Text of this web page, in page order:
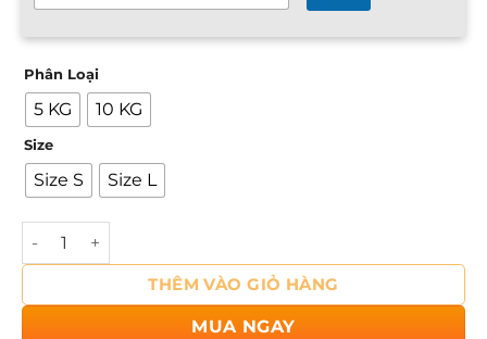
t
ừ
đ
ế
v
n
h
a
n
h
2
4
/
7
*
Phân Loại
5 KG 10 KG
Size
Size S Size L
Cám Aqua Master Growth – Cám Tăng Trọng Cá Koi Hiệu
THÊM VÀO GIỎ HÀNG
MUA NGAY